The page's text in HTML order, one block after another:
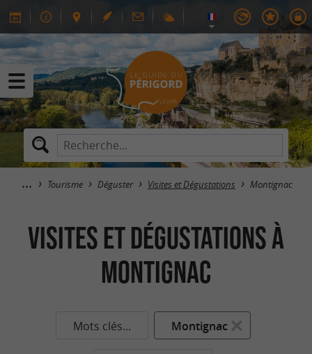
Tourisme Déguster Visites et Dégustations Montignac
Visites et Dégustations à
Montignac
Mots clés... Montignac